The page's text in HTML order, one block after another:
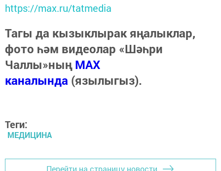
https://max.ru/tatmedia
Тагы да кызыклырак яңалыклар,
фото һәм видеолар «Шәһри
Чаллы»ныңMAX
каналында (язылыгыз).
Теги:
МЕДИЦИНА